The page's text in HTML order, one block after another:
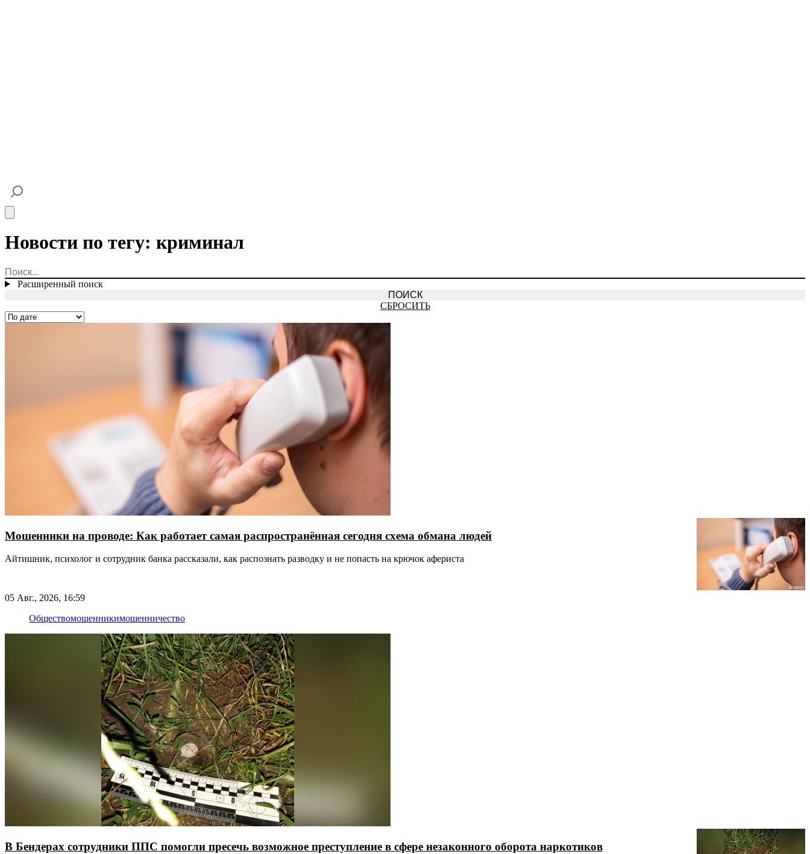
Новости по тегу: криминал
Расширенный поиск
СБРОСИТЬ
Мошенники на проводе: Как работает самая распространённая сегодня схема обмана людей
Айтишник, психолог и сотрудник банка рассказали, как распознать разводку и не попасть на крючок афериста
05 Авг., 2026, 16:59
Обществомошенникимошенничество
В Бендерах сотрудники ППС помогли пресечь возможное преступление в сфере незаконного оборота наркотиков